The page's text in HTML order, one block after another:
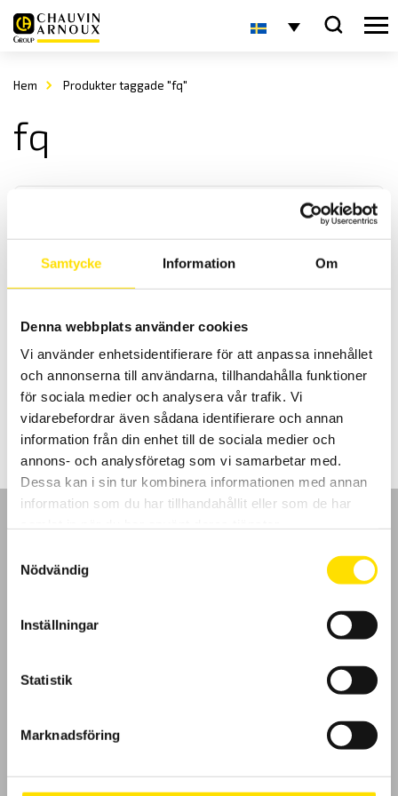
Samtycke Information Om
Denna webbplats använder cookies
Vi använder enhetsidentifierare för att anpassa innehållet
och annonserna till användarna, tillhandahålla funktioner
för sociala medier och analysera vår trafik. Vi
vidarebefordrar även sådana identifierare och annan
information från din enhet till de sociala medier och
annons- och analysföretag som vi samarbetar med.
Dessa kan i sin tur kombinera informationen med annan
information som du har tillhandahållit eller som de har
Nödvändig
Inställningar
Statistik
Marknadsföring
Hem Produkter taggade "fq"
fq
Analoga panelinstrument
Vi levererar analoga panelinstrument i storlek enligt DIN-norm,
både enstaka samt i större antal för ert projekt.
LÄS MER